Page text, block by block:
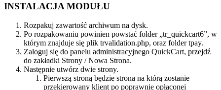
INSTALACJA MODUŁU
Rozpakuj zawartość archiwum na dysk.
Po rozpakowaniu powinien powstać folder „tr_quickcart6”, w
którym znajduje się plik trvalidation.php, oraz folder tpay.
Zaloguj się do panelu administracyjnego QuickCart, przejdź
do zakładki Strony / Nowa Strona.
Następnie utwórz dwie strony.
Pierwszą stroną będzie strona na którą zostanie
przekierowany klient po poprawnie opłaconej